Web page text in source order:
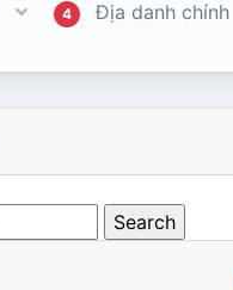
4 Địa danh chính